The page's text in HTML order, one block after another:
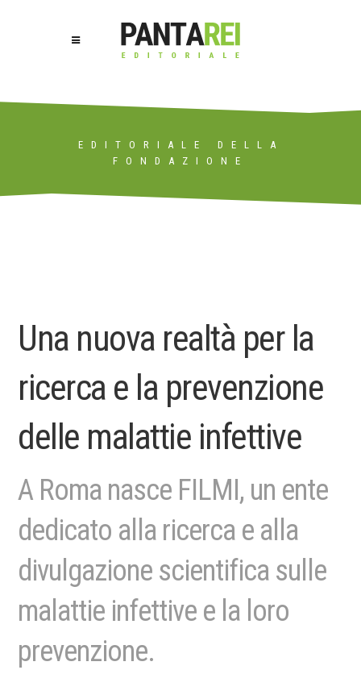
EDITORIALE DELLA
FONDAZIONE
Una nuova realtà per la
ricerca e la prevenzione
delle malattie infettive
A Roma nasce FILMI, un ente
dedicato alla ricerca e alla
divulgazione scientifica sulle
malattie infettive e la loro
prevenzione.